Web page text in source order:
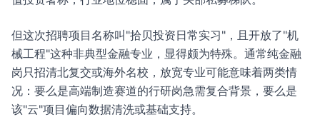
但这次招聘项目名称叫"拾贝投资日常实习"，且开放了"机
械工程"这种非典型金融专业，显得颇为特殊。通常纯金融
岗只招清北复交或海外名校，放宽专业可能意味着两类情
况：要么是高端制造赛道的行研岗急需复合背景，要么是
该"云"项目偏向数据清洗或基础支持。